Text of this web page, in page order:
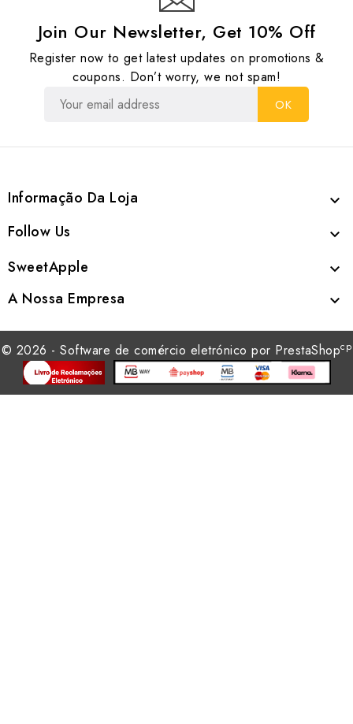
Join Our Newsletter, Get 10% Off
Register now to get latest updates on promotions &
coupons. Don’t worry, we not spam!
Informação Da Loja 
Follow Us 
SweetApple 
A Nossa Empresa 
© 2026 - Software de comércio eletrónico por PrestaShopcp